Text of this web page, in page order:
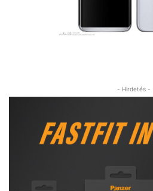
- Hirdetés -